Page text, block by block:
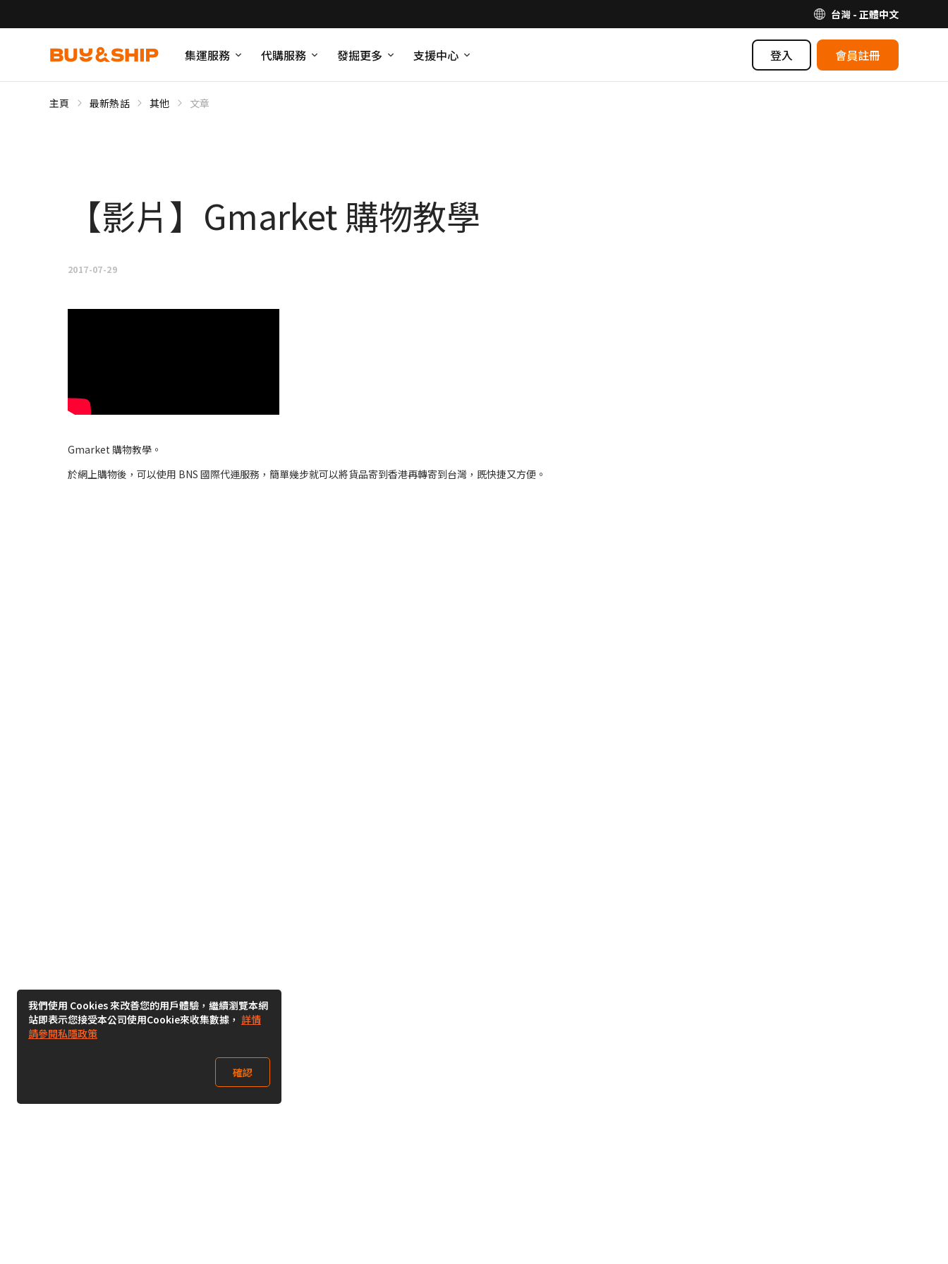
台灣 - 正體中文
集運服務 代購服務 發掘更多 支援中心 登入 會員註冊
主頁 最新熱話 其他 文章
【影片】Gmarket 購物教學
2017-07-29
Gmarket 購物教學。
於網上購物後，可以使用 BNS 國際代運服務，簡單幾步就可以將貨品­寄到香港再轉寄到台灣，既快捷又方便。
我們使用 Cookies 來改善您的用戶體驗，繼續瀏覽本網
站即表示您接受本公司使用Cookie來收集數據， 詳情
請參閱私隱政策
確認